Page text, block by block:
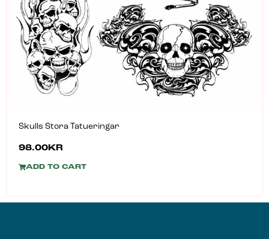
Skulls Stora Tatueringar
98.00KR
ADD TO CART